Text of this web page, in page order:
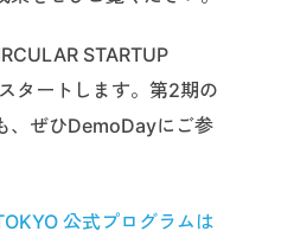
STARTUP
タートします。第2期の
、ぜひDemoDayにご参
公式プログラムは